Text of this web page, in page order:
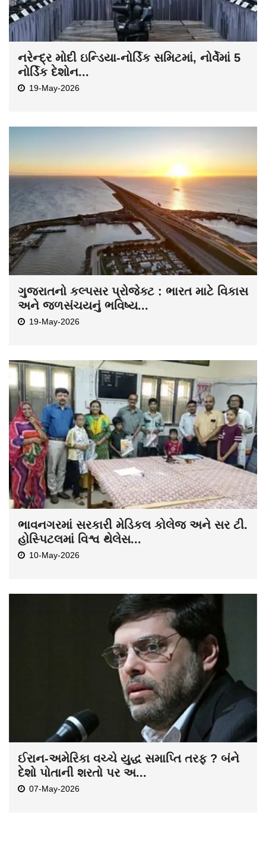
નરેન્દ્ર મોદી ઇન્ડિયા-નોર્ડિક સમિટમાં, નોર્વેમાં 5
નોર્ડિક દેશોન...
19-May-2026
ગુજરાતનો કલ્પસર પ્રોજેક્ટ : ભારત માટે વિકાસ
અને જળસંચયનું ભવિષ્ય...
19-May-2026
ભાવનગરમાં સરકારી મેડિકલ કોલેજ અને સર ટી.
હોસ્પિટલમાં વિશ્વ થેલેસ...
10-May-2026
ઈરાન-અમેરિકા વચ્ચે યુદ્ધ સમાપ્તિ તરફ ? બંને
દેશો પોતાની શરતો પર અ...
07-May-2026